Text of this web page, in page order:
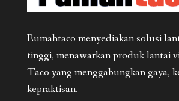
Rumahtaco menyediakan solusi
tinggi, menawarkan produk lantai
Taco yang menggabungkan gaya,
kepraktisan.